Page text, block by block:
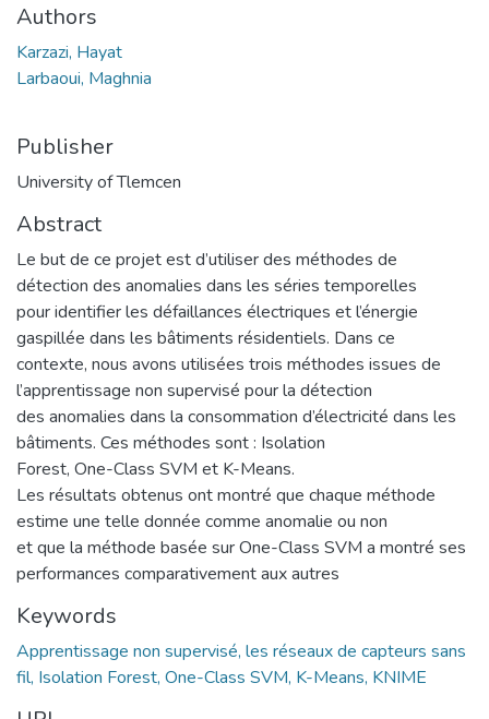
Authors
Karzazi, Hayat
Larbaoui, Maghnia
Publisher
University of Tlemcen
Abstract
Le but de ce projet est d’utiliser des méthodes de
détection des anomalies dans les séries temporelles
pour identifier les défaillances électriques et l’énergie
gaspillée dans les bâtiments résidentiels. Dans ce
contexte, nous avons utilisées trois méthodes issues de
l’apprentissage non supervisé pour la détection
des anomalies dans la consommation d’électricité dans les
bâtiments. Ces méthodes sont : Isolation
Forest, One-Class SVM et K-Means.
Les résultats obtenus ont montré que chaque méthode
estime une telle donnée comme anomalie ou non
et que la méthode basée sur One-Class SVM a montré ses
performances comparativement aux autres
Keywords
Apprentissage non supervisé, les réseaux de capteurs sans
fil, Isolation Forest, One-Class SVM, K-Means, KNIME